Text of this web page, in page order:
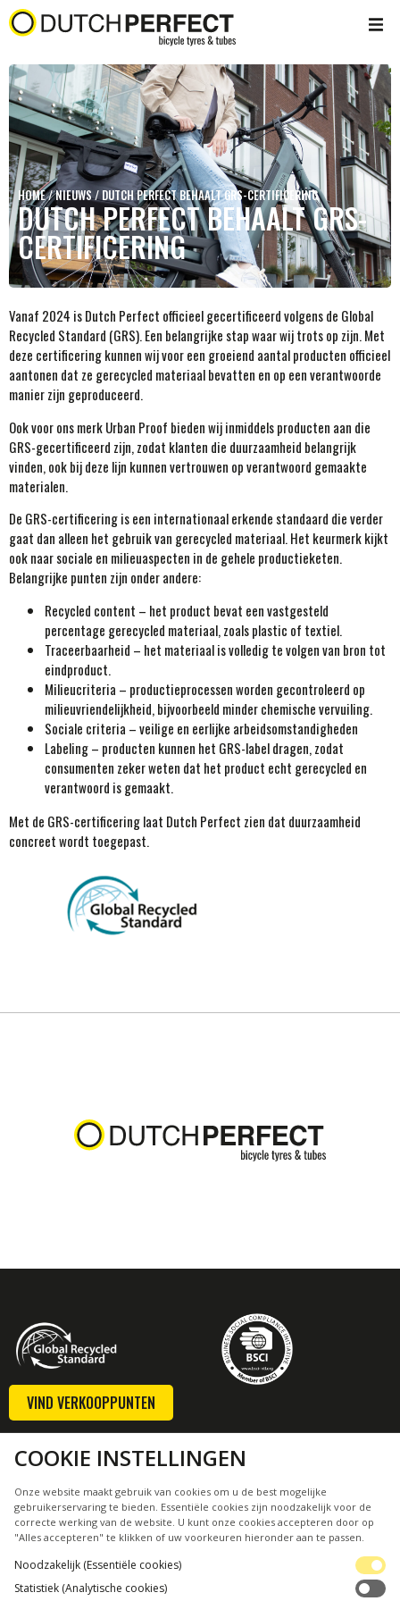
HOME/NIEUWS/DUTCH PERFECT BEHAALT GRS-CERTIFICERING
DUTCH PERFECT BEHAALT GRS-
CERTIFICERING
Vanaf 2024 is Dutch Perfect officieel gecertificeerd volgens de Global
Recycled Standard (GRS). Een belangrijke stap waar wij trots op zijn. Met
deze certificering kunnen wij voor een groeiend aantal producten officieel
aantonen dat ze gerecycled materiaal bevatten en op een verantwoorde
manier zijn geproduceerd.
Ook voor ons merk Urban Proof bieden wij inmiddels producten aan die
GRS-gecertificeerd zijn, zodat klanten die duurzaamheid belangrijk
vinden, ook bij deze lijn kunnen vertrouwen op verantwoord gemaakte
materialen.
De GRS-certificering is een internationaal erkende standaard die verder
gaat dan alleen het gebruik van gerecycled materiaal. Het keurmerk kijkt
ook naar sociale en milieuaspecten in de gehele productieketen.
Belangrijke punten zijn onder andere:
Recycled content – het product bevat een vastgesteld
percentage gerecycled materiaal, zoals plastic of textiel.
Traceerbaarheid – het materiaal is volledig te volgen van bron tot
eindproduct.
Milieucriteria – productieprocessen worden gecontroleerd op
milieuvriendelijkheid, bijvoorbeeld minder chemische vervuiling.
Sociale criteria – veilige en eerlijke arbeidsomstandigheden
Labeling – producten kunnen het GRS-label dragen, zodat
consumenten zeker weten dat het product echt gerecycled en
verantwoord is gemaakt.
Met de GRS-certificering laat Dutch Perfect zien dat duurzaamheid
concreet wordt toegepast.
VIND VERKOOPPUNTEN
WAREHOUSE
INDUSTRIEWEG 17
8471 AD WOLVEGA
THE NETHERLANDS
INFO@DUTCHPERFECT.EU
+31 (0)561 481232
MEER DUTCHPERFECT
COOKIE INSTELLINGEN
Onze website maakt gebruik van cookies om u de best mogelijke
gebruikerservaring te bieden. Essentiële cookies zijn noodzakelijk voor de
correcte werking van de website. U kunt onze cookies accepteren door op
"Alles accepteren" te klikken of uw voorkeuren hieronder aan te passen.
Noodzakelijk (Essentiële cookies)
Statistiek (Analytische cookies)